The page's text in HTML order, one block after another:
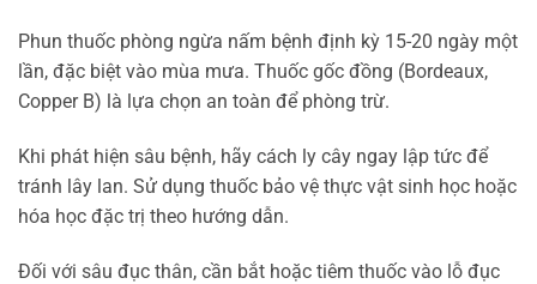
Phun thuốc phòng ngừa nấm bệnh định kỳ 15-20 ngày một
lần, đặc biệt vào mùa mưa. Thuốc gốc đồng (Bordeaux,
Copper B) là lựa chọn an toàn để phòng trừ.
Khi phát hiện sâu bệnh, hãy cách ly cây ngay lập tức để
tránh lây lan. Sử dụng thuốc bảo vệ thực vật sinh học hoặc
hóa học đặc trị theo hướng dẫn.
Đối với sâu đục thân, cần bắt hoặc tiêm thuốc vào lỗ đục